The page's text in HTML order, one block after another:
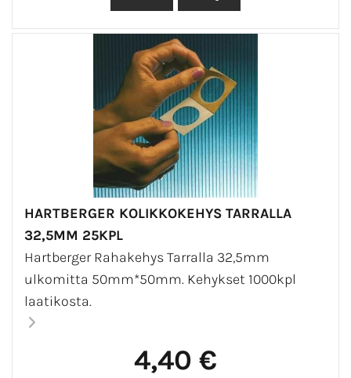
HARTBERGER KOLIKKOKEHYS TARRALLA
32,5MM 25KPL
Hartberger Rahakehys Tarralla 32,5mm
ulkomitta 50mm*50mm. Kehykset 1000kpl
laatikosta.
4,40 €